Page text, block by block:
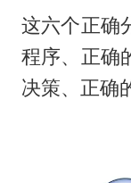
这六个正确
程序、正确
决策、正确